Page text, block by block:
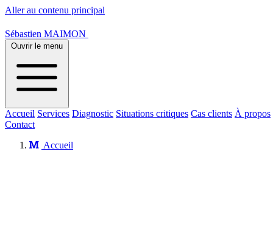
Aller au contenu principal
Sébastien MAIMON
Ouvrir le menu
Accueil Services Diagnostic Situations critiques Cas clients À propos
Contact
Accueil